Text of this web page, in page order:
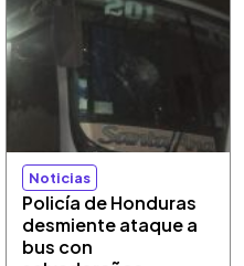
Noticias
Policía de Honduras
desmiente ataque a
bus con